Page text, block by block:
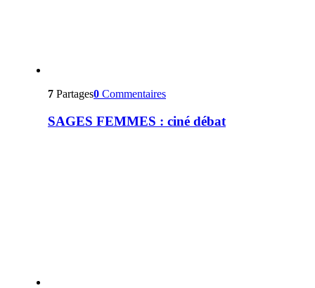
7 Partages0 Commentaires
SAGES FEMMES : ciné débat